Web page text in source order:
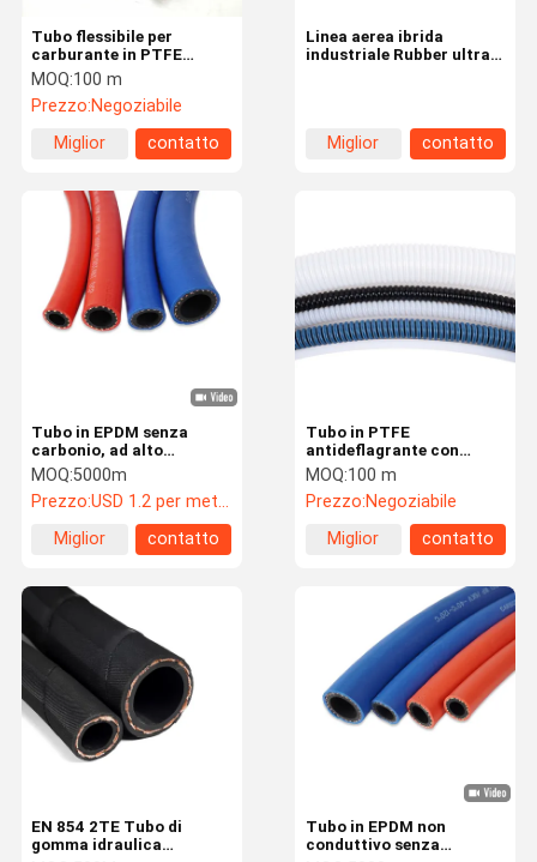
Linea aerea ibrida
industriale Rubber ultra-
Miglior
contatto
Tubo flessibile per
carburante in PTFE
antistatico per sistemi di
celle a combustibile
automobilistici
MOQ:100 m
Prezzo:Negoziabile
Miglior
contatto
Tubo in PTFE
antideflagrante con
proprietà antistatiche
per il trasferimento di
sostanze chimiche
MOQ:100 m
Prezzo:Negoziabile
Miglior
contatto
Tubo in EPDM senza
carbonio, ad alto
isolamento, resistente
all'usura, non conduttivo
300PSI WP / 6KV
MOQ:5000m
Prezzo:USD 1.2 per meter
Miglior
contatto
Tubo in EPDM non
conduttivo senza
EN 854 2TE Tubo di
gomma idraulica